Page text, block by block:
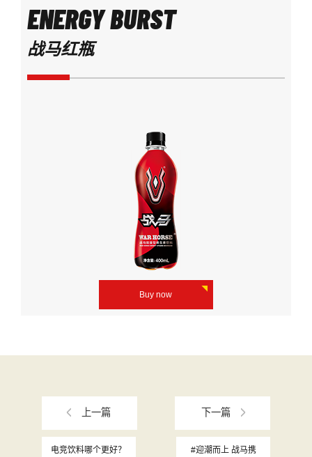
ENERGY BURST
战马红瓶
Buy now
上一篇
电竞饮料哪个更好？
下一篇
#迎潮而上 战马携